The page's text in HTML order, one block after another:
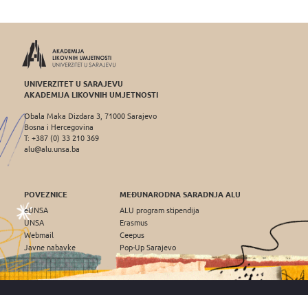
UNIVERZITET U SARAJEVU
AKADEMIJA LIKOVNIH UMJETNOSTI
Obala Maka Dizdara 3, 71000 Sarajevo
Bosna i Hercegovina
T: +387 (0) 33 210 369
alu@alu.unsa.ba
POVEZNICE
eUNSA
UNSA
Webmail
Javne nabavke
MEĐUNARODNA SARADNJA ALU
ALU program stipendija
Erasmus
Ceepus
Pop-Up Sarajevo